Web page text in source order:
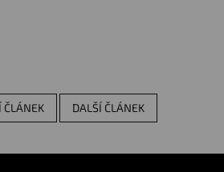
ČLÁNEK DALŠÍ ČLÁNEK